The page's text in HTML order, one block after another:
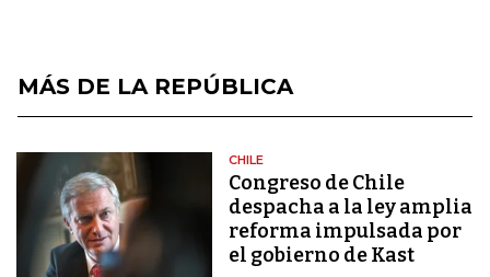
MÁS DE LA REPÚBLICA
CHILE
Congreso de Chile
despacha a la ley amplia
reforma impulsada por
el gobierno de Kast